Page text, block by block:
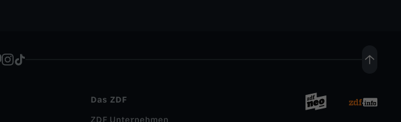
Das ZDF
ZDF Unternehmen